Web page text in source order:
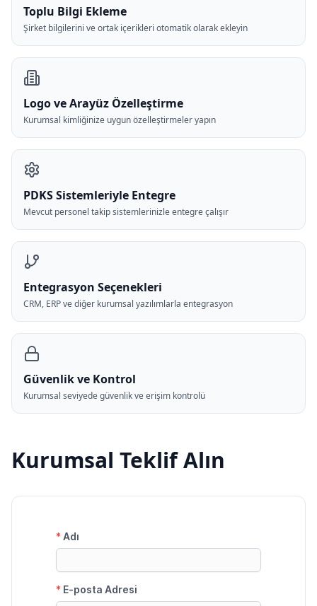
Toplu Bilgi Ekleme
Şirket bilgilerini ve ortak içerikleri otomatik olarak ekleyin
Logo ve Arayüz Özelleştirme
Kurumsal kimliğinize uygun özelleştirmeler yapın
PDKS Sistemleriyle Entegre
Mevcut personel takip sistemlerinizle entegre çalışır
Entegrasyon Seçenekleri
CRM, ERP ve diğer kurumsal yazılımlarla entegrasyon
Güvenlik ve Kontrol
Kurumsal seviyede güvenlik ve erişim kontrolü
Kurumsal Teklif Alın